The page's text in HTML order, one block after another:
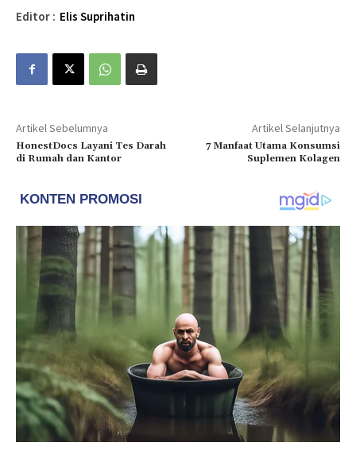
Editor : Elis Suprihatin
Artikel Sebelumnya
HonestDocs Layani Tes Darah
di Rumah dan Kantor
Artikel Selanjutnya
7 Manfaat Utama Konsumsi
Suplemen Kolagen